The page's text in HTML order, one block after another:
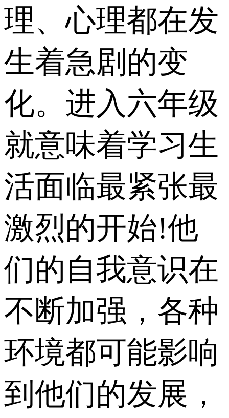
理、心理都在发
生着急剧的变
化。进入六年级
就意味着学习生
活面临最紧张最
激烈的开始!他
们的自我意识在
不断加强，各种
环境都可能影响
到他们的发展，